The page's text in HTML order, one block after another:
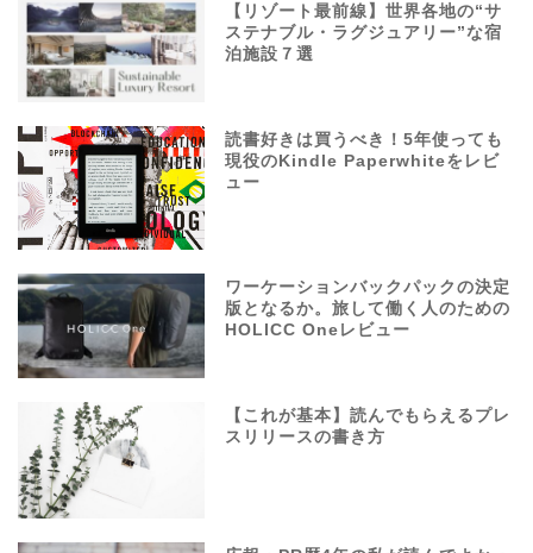
【リゾート最前線】世界各地の“サ
ステナブル・ラグジュアリー”な宿
泊施設７選
読書好きは買うべき！5年使っても
現役のKindle Paperwhiteをレビ
ュー
ワーケーションバックパックの決定
版となるか。旅して働く人のための
HOLICC Oneレビュー
【これが基本】読んでもらえるプレ
スリリースの書き方